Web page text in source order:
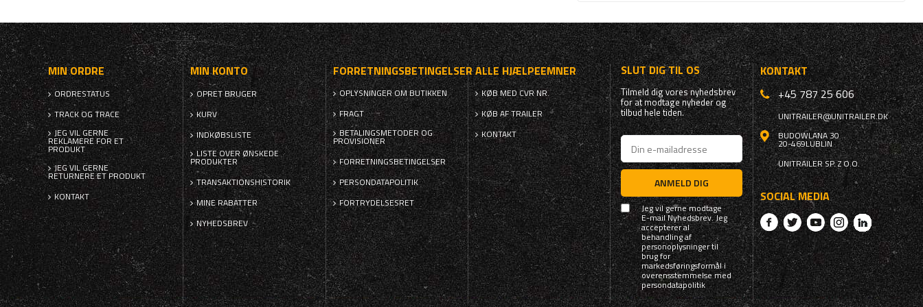
MIN ORDRE
ORDRESTATUS
TRACK OG TRACE
JEG VIL GERNE
REKLAMERE FOR ET
PRODUKT
JEG VIL GERNE
RETURNERE ET PRODUKT
KONTAKT
MIN KONTO
OPRET BRUGER
KURV
INDKØBSLISTE
LISTE OVER ØNSKEDE
PRODUKTER
TRANSAKTIONSHISTORIK
MINE RABATTER
NYHEDSBREV
FORRETNINGSBETINGELSER
OPLYSNINGER OM BUTIKKEN
FRAGT
BETALINGSMETODER OG
PROVISIONER
FORRETNINGSBETINGELSER
PERSONDATAPOLITIK
FORTRYDELSESRET
ALLE HJÆLPEEMNER
KØB MED CVR NR.
KØB AF TRAILER
KONTAKT
SLUT DIG TIL OS
Tilmeld dig vores nyhedsbrev
for at modtage nyheder og
tilbud hele tiden.
ANMELD DIG
Jeg vil gerne modtage
E-mail Nyhedsbrev. Jeg
accepterer al
behandling af
personoplysninger til
brug for
markedsføringsformål i
overensstemmelse med
persondatapolitik
KONTAKT
+45 787 25 606
UNITRAILER@UNITRAILER.DK
BUDOWLANA 30
20-469LUBLIN
UNITRAILER SP. Z O.O.
SOCIAL MEDIA